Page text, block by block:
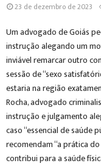
23 de dezembro de 2023
Um advogado de Goiás
instrução alegando um
inviável remarcar outro
sessão de “sexo
estaria na região
Rocha, advogado
instrução e julgamento
caso “essencial de saúde
recomendam “a prática
contribui para a saúde